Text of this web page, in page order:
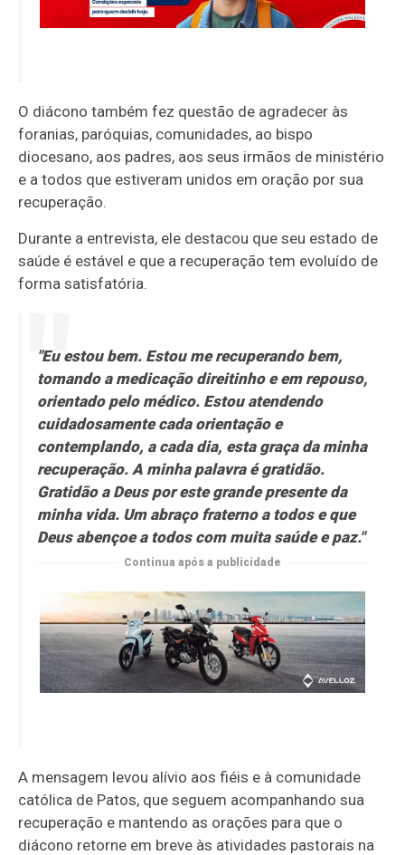
O diácono também fez questão de agradecer às
foranias, paróquias, comunidades, ao bispo
diocesano, aos padres, aos seus irmãos de ministério
e a todos que estiveram unidos em oração por sua
recuperação.
Durante a entrevista, ele destacou que seu estado de
saúde é estável e que a recuperação tem evoluído de
forma satisfatória.
"Eu estou bem. Estou me recuperando bem,
tomando a medicação direitinho e em repouso,
orientado pelo médico. Estou atendendo
cuidadosamente cada orientação e
contemplando, a cada dia, esta graça da minha
recuperação. A minha palavra é gratidão.
Gratidão a Deus por este grande presente da
minha vida. Um abraço fraterno a todos e que
Deus abençoe a todos com muita saúde e paz."
Continua após a publicidade
A mensagem levou alívio aos fiéis e à comunidade
católica de Patos, que seguem acompanhando sua
recuperação e mantendo as orações para que o
diácono retorne em breve às atividades pastorais na